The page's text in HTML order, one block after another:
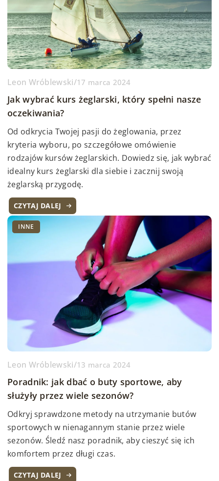
Leon Wróblewski/17 marca 2024
Jak wybrać kurs żeglarski, który spełni nasze
oczekiwania?
Od odkrycia Twojej pasji do żeglowania, przez
kryteria wyboru, po szczegółowe omówienie
rodzajów kursów żeglarskich. Dowiedz się, jak wybrać
idealny kurs żeglarski dla siebie i zacznij swoją
żeglarską przygodę.
CZYTAJ DALEJ
INNE
Leon Wróblewski/13 marca 2024
Poradnik: jak dbać o buty sportowe, aby
służyły przez wiele sezonów?
Odkryj sprawdzone metody na utrzymanie butów
sportowych w nienagannym stanie przez wiele
sezonów. Śledź nasz poradnik, aby cieszyć się ich
komfortem przez długi czas.
CZYTAJ DALEJ